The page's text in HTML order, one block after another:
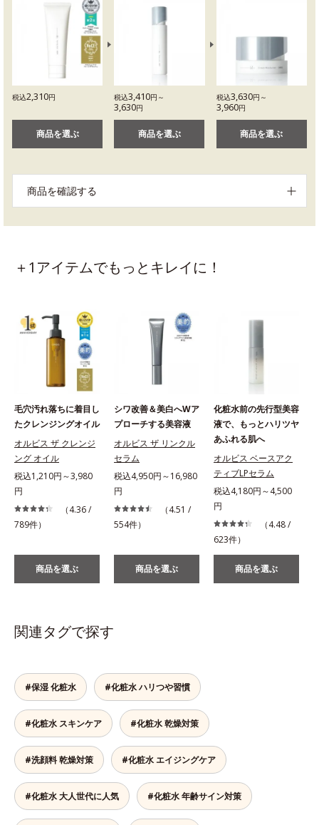
税込2,310円
商品を選ぶ
税込3,410円～
3,630円
商品を選ぶ
税込3,630円～
3,960円
商品を選ぶ
商品を確認する
＋1アイテムでもっとキレイに！
毛穴汚れ落ちに着目し
たクレンジングオイル
オルビス ザ クレンジ
ング オイル
税込1,210円～3,980
円
（4.36 /
789件）
商品を選ぶ
シワ改善＆美白へWア
プローチする美容液
オルビス ザ リンクル
セラム
税込4,950円～16,980
円
（4.51 /
554件）
商品を選ぶ
化粧水前の先行型美容
液で、もっとハリツヤ
あふれる肌へ
オルビス ベースアク
ティブLPセラム
税込4,180円～4,500
円
（4.48 /
623件）
商品を選ぶ
関連タグで探す
#保湿 化粧水 #化粧水 ハリつや習慣
#化粧水 スキンケア #化粧水 乾燥対策
#洗顔料 乾燥対策 #化粧水 エイジングケア
#化粧水 大人世代に人気 #化粧水 年齢サイン対策